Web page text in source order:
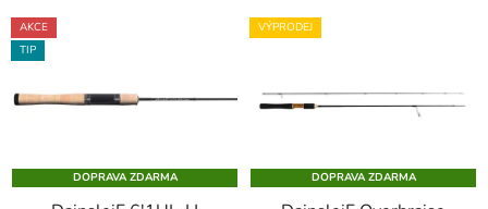
p
r
d
k
t
V
ý
i
p
r
AKCE
TIP
DOPRAVA ZDARMA
VÝPRODEJ
DOPRAVA ZDARMA